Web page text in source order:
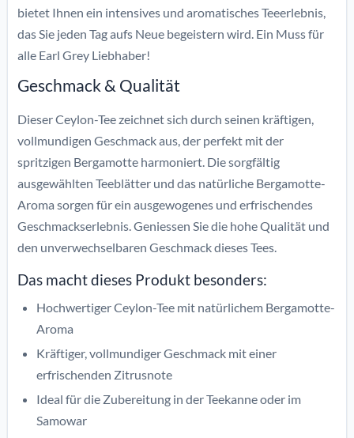
bietet Ihnen ein intensives und aromatisches Teeerlebnis,
das Sie jeden Tag aufs Neue begeistern wird. Ein Muss für
alle Earl Grey Liebhaber!
Geschmack & Qualität
Dieser Ceylon-Tee zeichnet sich durch seinen kräftigen,
vollmundigen Geschmack aus, der perfekt mit der
spritzigen Bergamotte harmoniert. Die sorgfältig
ausgewählten Teeblätter und das natürliche Bergamotte-
Aroma sorgen für ein ausgewogenes und erfrischendes
Geschmackserlebnis. Geniessen Sie die hohe Qualität und
den unverwechselbaren Geschmack dieses Tees.
Das macht dieses Produkt besonders:
Hochwertiger Ceylon-Tee mit natürlichem Bergamotte-
Aroma
Kräftiger, vollmundiger Geschmack mit einer
erfrischenden Zitrusnote
Ideal für die Zubereitung in der Teekanne oder im
Samowar